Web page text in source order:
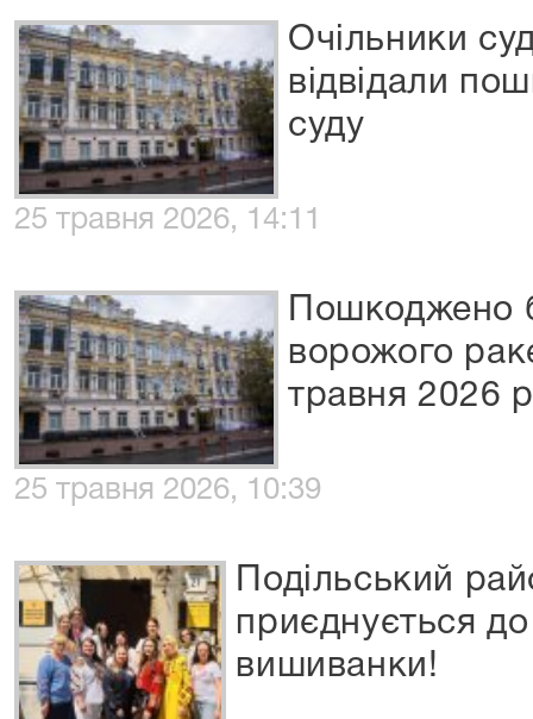
Очільники
відвідали
суду
25 травня 2026, 14:11
Пошкоджено
ворожого
травня 2026
25 травня 2026, 10:39
Подільський
приєднується
вишиванки!